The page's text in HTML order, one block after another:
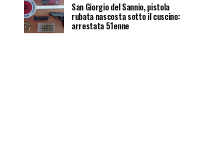
San Giorgio del Sannio, pistola
rubata nascosta sotto il cuscino:
arrestata 51enne